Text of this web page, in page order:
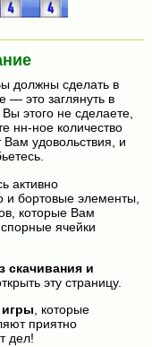
должны сделать в
— это заглянуть в
этого не сделаете,
нн-ное количество
Вам удовольствия, и
активно
и бортовые элементы,
которые Вам
ячейки
скачивания и
эту страницу.
, которые
приятно
дел!